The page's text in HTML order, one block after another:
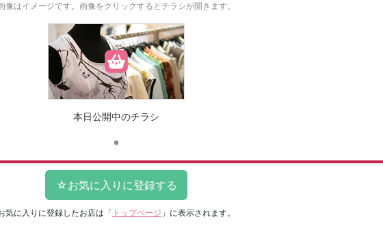
像はイメージです。 画像をクリックするとチラシが開きます。
本日公開中のチラシ
気に入りに登録したお店は 「 トップページ 」に表示されます。